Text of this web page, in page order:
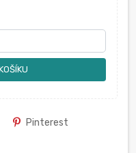
Pinterest